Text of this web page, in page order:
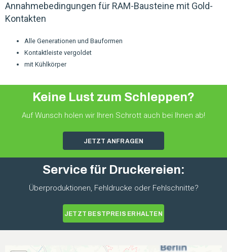
Annahmebedingungen für RAM-Bausteine mit Gold-
Kontakten
Alle Generationen und Bauformen
Kontaktleiste vergoldet
mit Kühlkörper
Keine Lust zum Schleppen?
Auf Wunsch holen wir Ihren Schrott auch bei Ihnen ab!
JETZT ANFRAGEN
Service für Druckereien:
Überproduktionen, Fehldrucke oder Fehlschnitte?
JETZT BESTPREIS ERHALTEN